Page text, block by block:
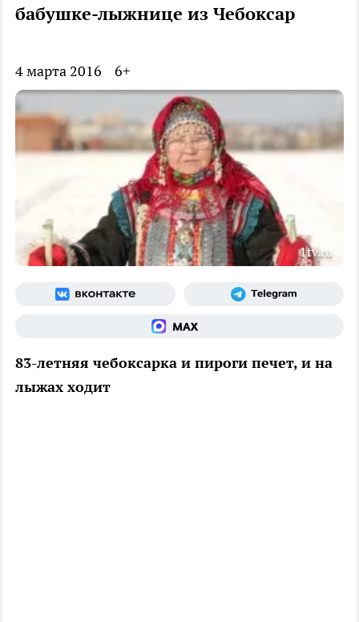
бабушке-лыжнице из Чебоксар
4 марта 2016 6+
1tv.ru
83-летняя чебоксарка и пироги печет, и на
лыжах ходит